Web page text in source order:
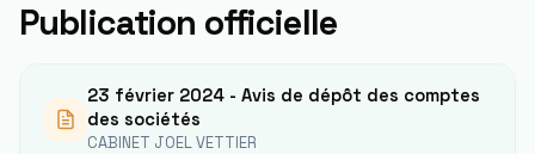
Publication officielle
23 février 2024 - Avis de dépôt des comptes
des sociétés
CABINET JOEL VETTIER